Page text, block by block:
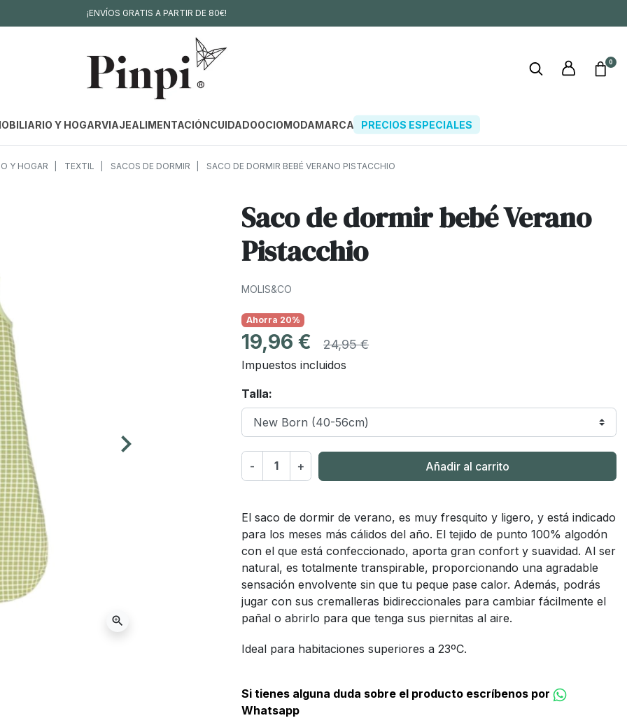
¡ENVÍOS GRATIS A PARTIR DE 80€!
0
Y HOGARVIAJEALIMENTACIÓNCUIDADOOCIOMODAMARCAS PRECIOS ESPECIALES
Y HOGAR TEXTIL SACOS DE DORMIR SACO DE DORMIR BEBÉ VERANO PISTACCHIO
Siguiente
keyboard_arrow_right
zoom_in
Saco de dormir bebé Verano
Pistacchio
MOLIS&CO
Ahorra 20%
19,96 € 24,95 €
Impuestos incluidos
Talla:
- + Añadir al carrito
El saco de dormir de verano, es muy fresquito y ligero, y está indicado
para los meses más cálidos del año. El tejido de punto 100% algodón
con el que está confeccionado, aporta gran confort y suavidad. Al ser
natural, es totalmente transpirable, proporcionando una agradable
sensación envolvente sin que tu peque pase calor. Además, podrás
jugar con sus cremalleras bidireccionales para cambiar fácilmente el
pañal o abrirlo para que tenga sus piernitas al aire.
Ideal para habitaciones superiores a 23ºC.
Si tienes alguna duda sobre el producto escríbenos por
Whatsapp